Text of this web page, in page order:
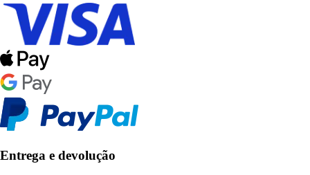
Entrega e devolução